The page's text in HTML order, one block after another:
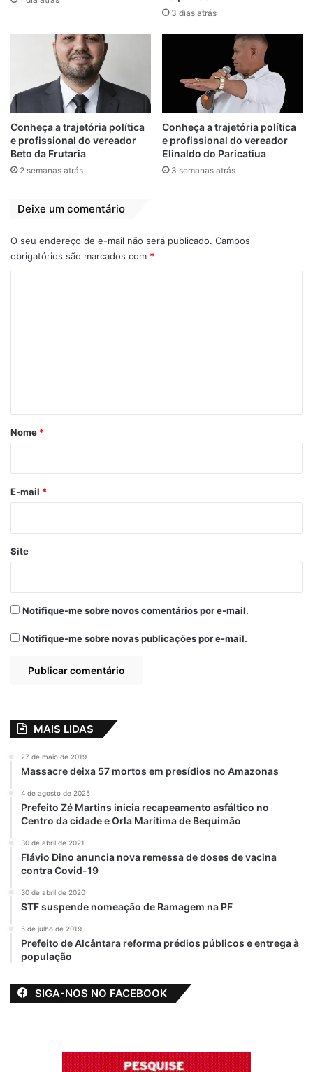
no Estádio Vivaldão
Em "BEQUIMÃO-
Bequimão X Juventude destaque
Maranhão Maranhense Sub-20
Seleção de Bequimão
3 dias atrás
Conheça a trajetória política
e profissional do vereador
Beto da Frutaria
2 semanas atrás
Conheça a trajetória política
e profissional do vereador
Elinaldo do Paricatiua
3 semanas atrás
Deixe um comentário
O seu endereço de e-mail não será publicado. Campos
obrigatórios são marcados com *
r
*
Nome *
E-mail *
Site
Notifique-me sobre novos comentários por e-mail.
Notifique-me sobre novas publicações por e-mail.
MAIS LIDAS
27 de maio de 2019
Massacre deixa 57 mortos em presídios no Amazonas
4 de agosto de 2025
Prefeito Zé Martins inicia recapeamento asfáltico no
Centro da cidade e Orla Marítima de Bequimão
30 de abril de 2021
Flávio Dino anuncia nova remessa de doses de vacina
contra Covid-19
30 de abril de 2020
STF suspende nomeação de Ramagem na PF
5 de julho de 2019
Prefeito de Alcântara reforma prédios públicos e entrega à
população
SIGA-NOS NO FACEBOOK